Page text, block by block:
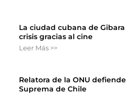
La ciudad cubana de
crisis gracias al cine
Leer Más >>
Relatora de la ONU
Suprema de Chile